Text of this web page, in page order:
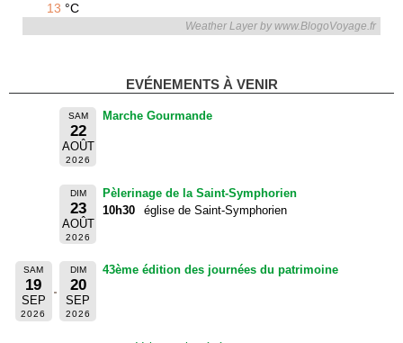
13 °C
Weather Layer by www.BlogoVoyage.fr
EVÉNEMENTS À VENIR
SAM
22
AOÛT
2026
Marche Gourmande
DIM
23
AOÛT
2026
Pèlerinage de la Saint-Symphorien
10h30
église de Saint-Symphorien
SAM
19
SEP
2026
DIM
20
SEP
2026
43ème édition des journées du patrimoine